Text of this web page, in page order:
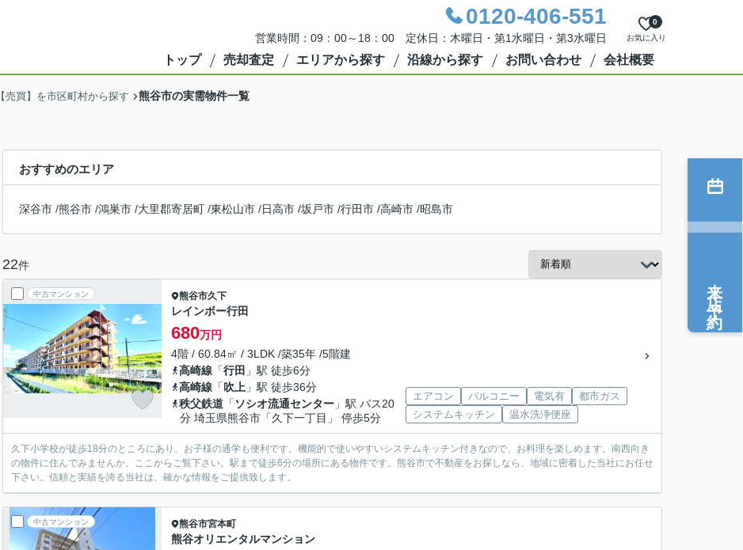
0120-406-551
営業時間：09：00～18：00 定休日：木曜日・第1水曜日・第3水曜日 お気に入り
0
トップ 売却査定 エリアから探す 沿線から探す お問い合わせ 会社概要
【売買】を市区町村から探す 熊谷市の実需物件一覧
おすすめのエリア
深谷市 /熊谷市 /鴻巣市 /大里郡寄居町 /東松山市 /日高市 /坂戸市 /行田市 /高崎市 /昭島市
22件
中古マンション 熊谷市久下
レインボー行田
680万円
4階 / 60.84㎡ / 3LDK /築35年 /5階建
高崎線 「行田 」駅 徒歩6分
高崎線 「吹上 」駅 徒歩36分
秩父鉄道 「 ソシオ流通センター 」駅 バス20
分 埼玉県熊谷市「久下一丁目」 停歩5分
エアコン バルコニー 電気有
都市ガス
システムキッチン
温水洗浄便座
久下小学校が徒歩18分のところにあり、お子様の通学も便利です。機能的で使いやすいシステムキッチン付きなので、お料理を楽しめます。南西向き
の物件に住んでみませんか。ここからご覧下さい。駅まで徒歩6分の場所にある物件です。熊谷市で不動産をお探しなら、地域に密着した当社にお任せ
下さい。信頼と実績を誇る当社は、確かな情報をご提供致します。
中古マンション 熊谷市宮本町
熊谷オリエンタルマンション
来店予約